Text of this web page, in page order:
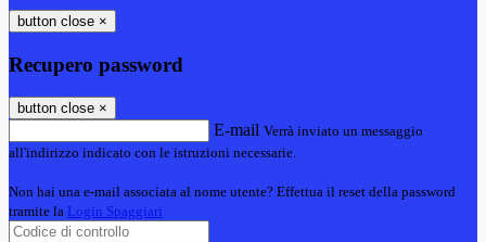
button close ×
Recupero password
button close ×
E-mail Verrà inviato un messaggio
all'indirizzo indicato con le istruzioni necessarie.
Non hai una e-mail associata al nome utente? Effettua il reset della password
tramite la Login Spaggiari